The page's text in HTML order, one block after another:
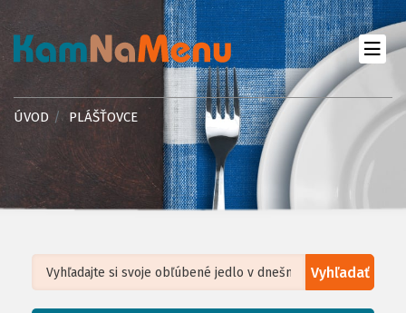
ÚVOD PLÁŠŤOVCE
Vyhľadať
Leaflet| ©OpenStreetMap, Tiles courtesy ofHumanitarian OpenStreetMap